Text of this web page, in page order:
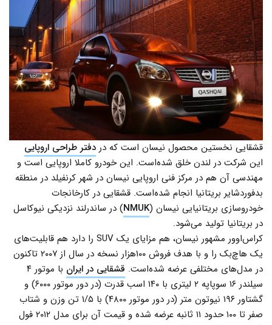
قشقایی نخستین محصول نیسان است که در دفتر طراحی اروپایی
این شرکت در لندن خلق شده‌است. این خودرو کاملا اروپایی است و
مهندسی آن هم در مرکز فنی اروپایی نیسان در شهر کرنفیلد در منطقه
بدفوردشایر بریتانیا انجام شده‌است. قشقایی در کارخانجات
خودروسازی بریتانیایی نیسان (NMUK) در ساندرلند نزدیکی نیوکاسل
در بریتانیا تولید می‌شود.
کراس‌اوور مشهور نیسان، هم مزایای یک SUV را دارد هم قابلیت‌های
یک هاچ‌بک را و با هدف فروش ۱۰۰هزار نسخه در سال از ۲۰۰۷ تاکنون
در مدل‌های مختلفی عرضه شده‌است. قشقایی در ایران
با موتور ۴
سیلندر ۱۶ سوپاپه ۲ لیتری با ۱۴۰ اسب قدرت (در دور موتور ۶۰۰۰) و
گشتاور ۱۹۶ نیوتون متر (در دور موتور ۴۸۰۰) با ۱/۵ تن وزن و شتاب
صفر تا ۱۰۰ حدود ۱۱ ثانبه عرضه شده و قیمت آن برای مدل ۲۰۱۲ فول